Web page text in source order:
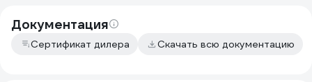
Документация
Сертификат дилера Скачать всю документацию